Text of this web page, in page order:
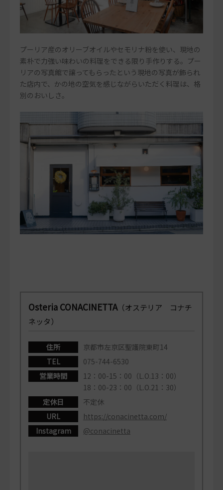
プーリア産のオリーブオイルやセモリナ粉を使い、現地の
素朴で力強い味わいの料理をできる限り手作りする。プー
リアの写真館で譲ってもらったという現地の写真が飾られ
た店内で、かの地の空気を感じながらいただく料理は、格
別のおいしさ。
Osteria CONACINETTA（オステリア コナチ
ネッタ）
住所
京都市左京区聖護院東町14
TEL
075-744-6530
営業時間
12：00-15：00（L.O.13：00）
18：00-23：00（L.O.21：30）
定休日
不定休
URL
https://conacinetta.com/
Instagram
@conacinetta